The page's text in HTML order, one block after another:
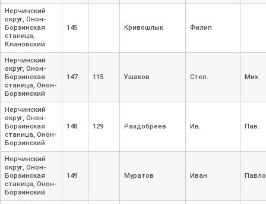
Нерчинский
округ, Онон-
Борзинская
станица,
Клиновский
145 Кривошлык Филип
Нерчинский
округ, Онон-
Борзинская
станица, Онон-
Борзинский
147 115 Ушаков Степ. Мих.
Нерчинский
округ, Онон-
Борзинская
станица, Онон-
Борзинский
148 129 Раздобреев Ив. Пав.
Нерчинский
округ, Онон-
Борзинская
станица, Онон-
Борзинский
149 Муратов Иван